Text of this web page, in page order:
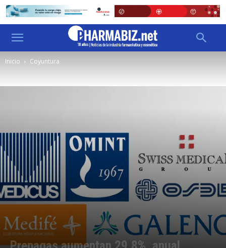
Inicio Coyuntura